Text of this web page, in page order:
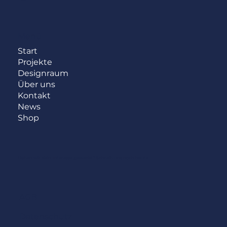
Start
Projekte
Designraum
Über uns
Kontakt
News
Shop